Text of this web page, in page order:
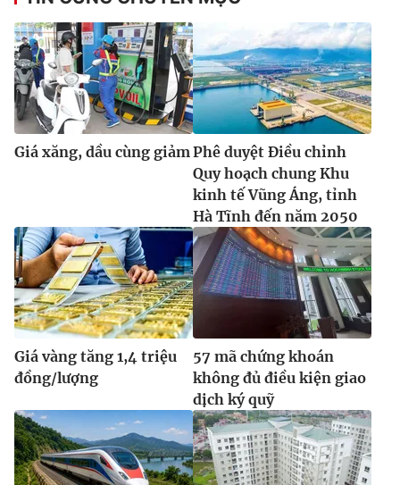
Giá xăng, dầu cùng giảm Phê duyệt Điều chỉnh
Quy hoạch chung Khu
kinh tế Vũng Áng, tỉnh
Hà Tĩnh đến năm 2050
Giá vàng tăng 1,4 triệu
đồng/lượng
57 mã chứng khoán
không đủ điều kiện giao
dịch ký quỹ